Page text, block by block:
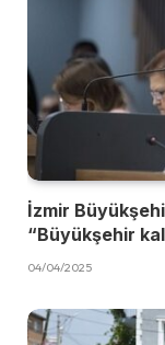
İzmir
“Büyükşehir
04/04/2025